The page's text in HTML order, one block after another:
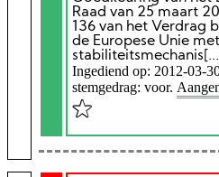
Raad van 25 maart
136 van het Verdrag
de Europese Unie
stabiliteitsmechanis[...]
Ingediend op: 2012-03-
stemgedrag: voor.